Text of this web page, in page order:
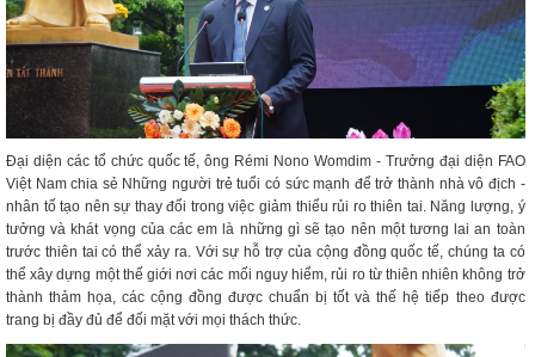
Đại diện các tổ chức quốc tế, ông Rémi Nono Womdim - Trưởng đại diện FAO
Việt Nam chia sẻ Những người trẻ tuổi có sức mạnh để trở thành nhà vô địch -
nhân tố tạo nên sự thay đổi trong việc giảm thiểu rủi ro thiên tai. Năng lượng, ý
tưởng và khát vọng của các em là những gì sẽ tạo nên một tương lai an toàn
trước thiên tai có thể xảy ra. Với sự hỗ trợ của cộng đồng quốc tế, chúng ta có
thể xây dựng một thế giới nơi các mối nguy hiểm, rủi ro từ thiên nhiên không trở
thành thảm họa, các cộng đồng được chuẩn bị tốt và thế hệ tiếp theo được
trang bị đầy đủ để đối mặt với mọi thách thức.